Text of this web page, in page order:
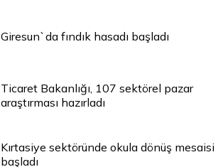
Giresun`da fındık hasadı başladı
Ticaret Bakanlığı, 107 sektörel pazar
araştırması hazırladı
Kırtasiye sektöründe okula dönüş mesaisi
başladı